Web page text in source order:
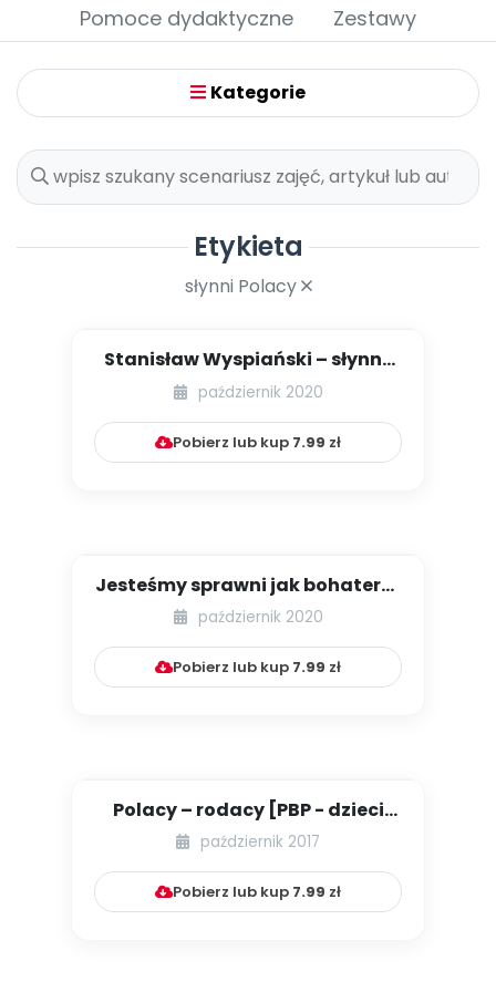
Archiwalne numery
Pomoc
Pomoce dydaktyczne
Zestawy
Kategorie
Etykieta
słynni Polacy
Stanisław Wyspiański – słynny
Polak [PBP - dzieci stars...
październik 2020
Pobierz lub kup 7.99 zł
Jesteśmy sprawni jak bohaterzy
[PBP - dzieci starsze - ...
październik 2020
Pobierz lub kup 7.99 zł
Polacy – rodacy [PBP - dzieci
starsze - numer 3]
październik 2017
Pobierz lub kup 7.99 zł